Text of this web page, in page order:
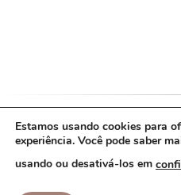
Política de Cookies
Termos
Copyright Lavie de
Estamos usando cookies para
experiência. Você pode saber
usando ou desativá-los em